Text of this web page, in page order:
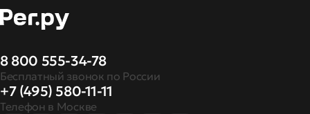
8 800 555-34-78
Бесплатный звонок по России
+7 (495) 580-11-11
Телефон в Москве